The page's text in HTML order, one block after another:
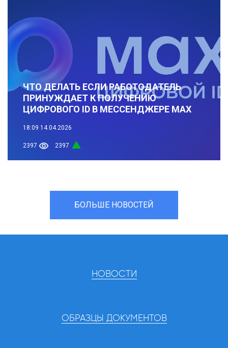
ЧТО ДЕЛАТЬ ЕСЛИ РАБОТОДАТЕЛЬ
ПРИНУЖДАЕТ К ПОЛУЧЕНИЮ
ЦИФРОВОГО ID В МЕССЕНДЖЕРЕ МАХ
18:09 14.04.2026
2397 2397
БОЛЬШЕ НОВОСТЕЙ
НОВОСТИ
ОБРАЗЦЫ ДОКУМЕНТОВ